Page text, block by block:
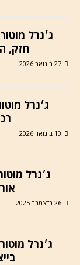
חזק,
27 בינואר 2026
10 בינואר 2026
ג׳נרל
26 בדצמבר 2025
ג׳נרל